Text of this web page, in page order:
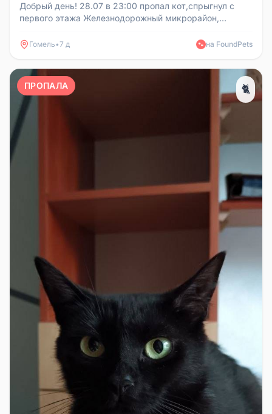
Добрый день! 28.07 в 23:00 пропал кот,спрыгнул с
первого этажа Железнодорожный микрорайон,
Гомель•7 д 🐾 на FoundPets
ПРОПАЛА 🐈